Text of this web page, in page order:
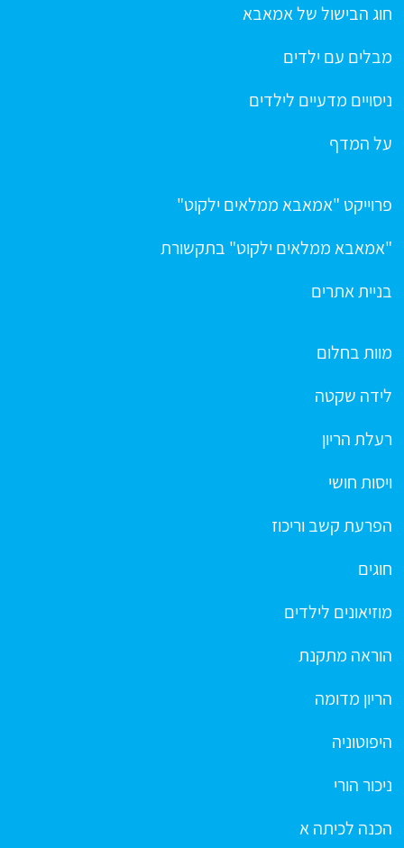
חוג הבישול של אמאבא
מבלים עם ילדים
ניסויים מדעיים לילדים
על המדף
פרוייקט "אמאבא ממלאים ילקוט"
"אמאבא ממלאים ילקוט" בתקשורת
בניית אתרים
מוות בחלום
לידה שקטה
רעלת הריון
ויסות חושי
הפרעת קשב וריכוז
חוגים
מוזיאונים לילדים
הוראה מתקנת
הריון מדומה
היפוטוניה
ניכור הורי
הכנה לכיתה א